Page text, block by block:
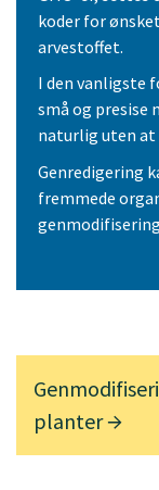
koder for
arvestoffet.
I den vanligste
små og presise
naturlig uten at
Genredigering
fremmede
planter